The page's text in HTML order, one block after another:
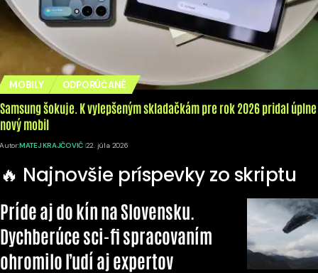
MOBILY ODPORÚČANÉ
Samsung šokuje. K vylepšeným skladačkám pre rok 2026 pridal úplne
nový mobil
Autor:MATEJ KRAJČOVIČ 22. júla 2026
🔥 Najnovšie príspevky zo skriptu
Príde aj do kín na Slovensku.
Dychberúce sci-fi spracovaním
ohromilo ľudí aj expertov